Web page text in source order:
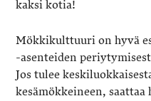
kaksi kotia!
Mökkikulttuuri on hyvä
-asenteiden
Jos tulee
kesämökkeineen,